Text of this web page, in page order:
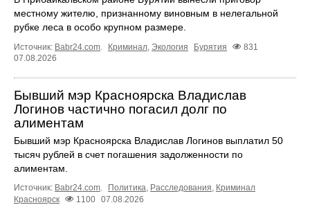
местному жителю, признанному виновным в нелегальной
рубке леса в особо крупном размере.
Источник: Babr24.com Криминал Экология Бурятия
831
07.08.2026
Бывший мэр Красноярска Владислав
Логинов частично погасил долг по
алиментам
Бывший мэр Красноярска Владислав Логинов выплатил 50
тысяч рублей в счет погашения задолженности по
алиментам.
Источник: Babr24.com Политика Расследования Криминал
Красноярск
1100 07.08.2026